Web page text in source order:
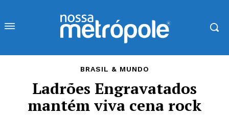
BRASIL & MUNDO
Ladrões Engravatados
mantém viva cena rock